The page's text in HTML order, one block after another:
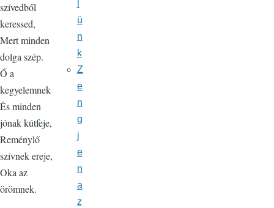
szívedből
keressed,
Mert minden
dolga szép.
Ő a
kegyelemnek
És minden
jónak kútfeje,
Reménylő
szívnek ereje,
Oka az
örömnek.
ü
n
k
Z
e
n
g
j
e
n
a
z